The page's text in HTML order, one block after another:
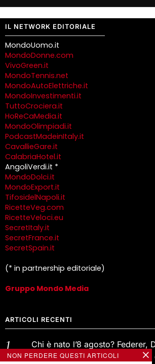
IL NETWORK EDITORIALE
MondoUomo.it
MondoDonne.com
VivoGreen.it
MondoTennis.net
MondoAutoElettriche.it
MondoInvestimenti.it
TuttoCrociera.it
HoReCaMedia.it
MondoOlimpiadi.it
PodcastMadeinItaly.it
CavallieGare.it
CalabriaHotel.it
AngoliVerdi.it *
MondoDolci.it
MondoExport.it
TifosidelNapoli.it
RicetteVeg.com
RicetteVeloci.eu
SecretItaly.it
SecretFrance.it
SecretSpain.it
(* in partnership editoriale)
Gruppo Mondo Media
ARTICOLI RECENTI
Chi è nato l’8 agosto? Federer,
Charlize Theron ed i
NON PERDERE QUESTI ARTICOLI